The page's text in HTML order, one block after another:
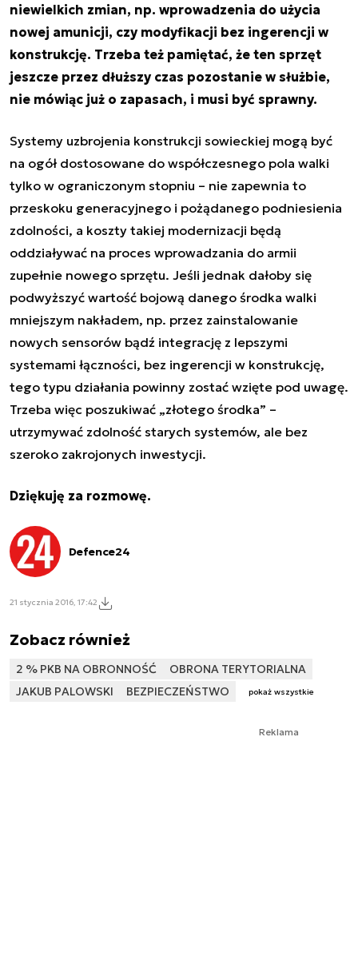
niewielkich zmian, np. wprowadzenia do użycia
nowej amunicji, czy modyfikacji bez ingerencji w
konstrukcję. Trzeba też pamiętać, że ten sprzęt
jeszcze przez dłuższy czas pozostanie w służbie,
nie mówiąc już o zapasach, i musi być sprawny.
Systemy uzbrojenia konstrukcji sowieckiej mogą być
na ogół dostosowane do współczesnego pola walki
tylko w ograniczonym stopniu – nie zapewnia to
przeskoku generacyjnego i pożądanego podniesienia
zdolności, a koszty takiej modernizacji będą
oddziaływać na proces wprowadzania do armii
zupełnie nowego sprzętu. Jeśli jednak dałoby się
podwyższyć wartość bojową danego środka walki
mniejszym nakładem, np. przez zainstalowanie
nowych sensorów bądź integrację z lepszymi
systemami łączności, bez ingerencji w konstrukcję,
tego typu działania powinny zostać wzięte pod uwagę.
Trzeba więc poszukiwać „złotego środka” –
utrzymywać zdolność starych systemów, ale bez
szeroko zakrojonych inwestycji.
Dziękuję za rozmowę.
Defence24
21 stycznia 2016, 17:42
Zobacz również
2 % PKB NA OBRONNOŚĆ
OBRONA TERYTORIALNA
JAKUB PALOWSKI
BEZPIECZEŃSTWO pokaż wszystkie
Reklama